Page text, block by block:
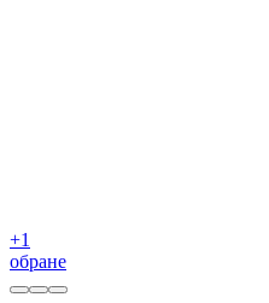
+1
обране